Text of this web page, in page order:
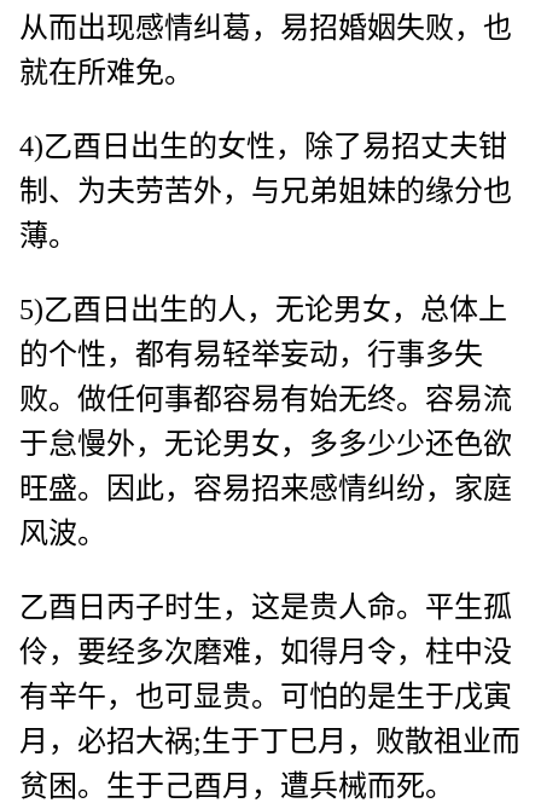
从而出现感情纠葛，易招婚姻失败，也
就在所难免。
4)乙酉日出生的女性，除了易招丈夫钳
制、为夫劳苦外，与兄弟姐妹的缘分也
薄。
5)乙酉日出生的人，无论男女，总体上
的个性，都有易轻举妄动，行事多失
败。做任何事都容易有始无终。容易流
于怠慢外，无论男女，多多少少还色欲
旺盛。因此，容易招来感情纠纷，家庭
风波。
乙酉日丙子时生，这是贵人命。平生孤
伶，要经多次磨难，如得月令，柱中没
有辛午，也可显贵。可怕的是生于戊寅
月，必招大祸;生于丁巳月，败散祖业而
贫困。生于己酉月，遭兵械而死。